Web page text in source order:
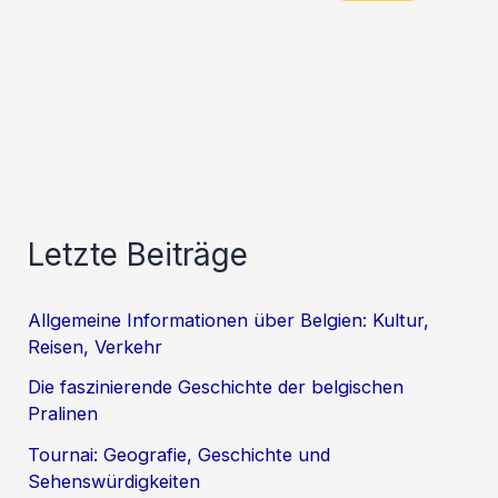
Letzte Beiträge
Allgemeine Informationen über Belgien: Kultur,
Reisen, Verkehr
Die faszinierende Geschichte der belgischen
Pralinen
Tournai: Geografie, Geschichte und
Sehenswürdigkeiten